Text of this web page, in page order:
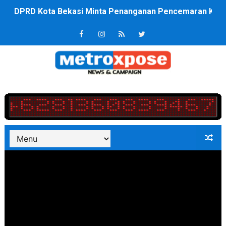
DPRD Kota Bekasi Minta Penanganan Pencemaran
Unggul 3 Gol Kesebelasan MKRE FC Raih Tiket
Jelang HUT RI ke 81Turnamen Olah Anak Muda Kota
Dukcapil SBB Layani Perubahan Akta Lama Menjadi
Kompol Pieter Fredy Matahelumual Resmi Jadi
Anggota DPRD SBB Beri Masukan kepada Kadis